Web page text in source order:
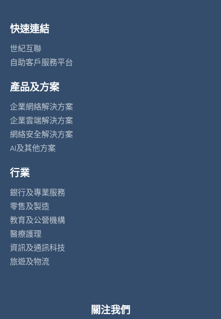
快速連結
世紀互聯
自助客戶服務平台
產品及方案
企業網絡解決方案
企業雲端解決方案
網絡安全解決方案
AI及其他方案
行業
銀行及專業服務
零售及製造
教育及公營機構
醫療護理
資訊及通訊科技
旅遊及物流
關注我們